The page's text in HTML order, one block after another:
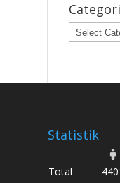
Categories
Statistik
Total